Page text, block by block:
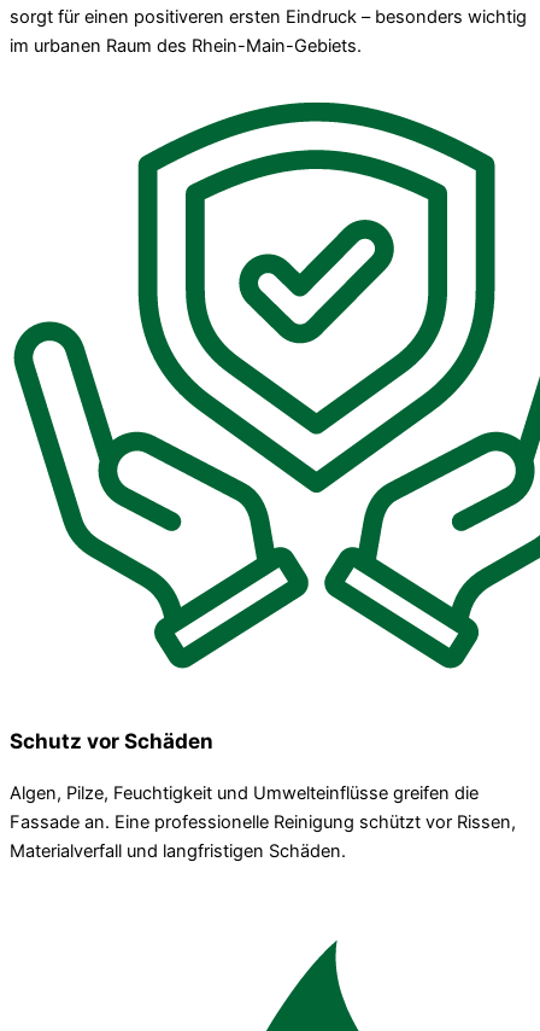
sorgt für einen positiveren ersten Eindruck – besonders wichtig
im urbanen Raum des Rhein-Main-Gebiets.
Schutz vor Schäden
Algen, Pilze, Feuchtigkeit und Umwelteinflüsse greifen die
Fassade an. Eine professionelle Reinigung schützt vor Rissen,
Materialverfall und langfristigen Schäden.